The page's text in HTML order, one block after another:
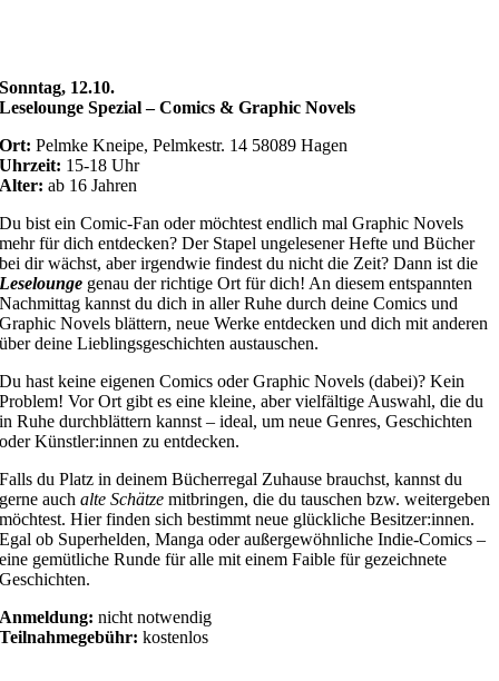
Sonntag, 12.10.
Leselounge Spezial – Comics & Graphic Novels
Ort: Pelmke Kneipe, Pelmkestr. 14 58089 Hagen
Uhrzeit: 15-18 Uhr
Alter: ab 16 Jahren
Du bist ein Comic-Fan oder möchtest endlich mal Graphic Novels
mehr für dich entdecken? Der Stapel ungelesener Hefte und Bücher
bei dir wächst, aber irgendwie findest du nicht die Zeit? Dann ist die
Leselounge genau der richtige Ort für dich! An diesem entspannten
Nachmittag kannst du dich in aller Ruhe durch deine Comics und
Graphic Novels blättern, neue Werke entdecken und dich mit anderen
über deine Lieblingsgeschichten austauschen.
Du hast keine eigenen Comics oder Graphic Novels (dabei)? Kein
Problem! Vor Ort gibt es eine kleine, aber vielfältige Auswahl, die du
in Ruhe durchblättern kannst – ideal, um neue Genres, Geschichten
oder Künstler:innen zu entdecken.
Falls du Platz in deinem Bücherregal Zuhause brauchst, kannst du
gerne auchalte Schätze mitbringen, die du tauschen bzw. weitergeben
möchtest. Hier finden sich bestimmt neue glückliche Besitzer:innen.
Egal ob Superhelden, Manga oder außergewöhnliche Indie-Comics –
eine gemütliche Runde für alle mit einem Faible für gezeichnete
Geschichten.
Anmeldung: nicht notwendig
Teilnahmegebühr:kostenlos